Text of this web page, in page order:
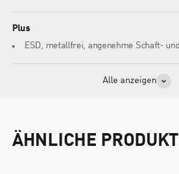
Plus
ESD, metallfrei, angenehme Schaft-
Alle anzeigen
ÄHNLICHE